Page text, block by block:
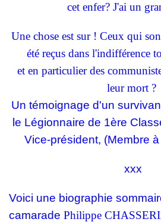
cet enfer? J'ai un
Une chose est sur ! Ceux qui
été reçus dans l'indifférence
et en particulier des
leur mort ?
Un témoignage d'un
le Légionnaire de 1ère
Vice-président, (Membre
xxx
Voici une biographie
camarade Philippe